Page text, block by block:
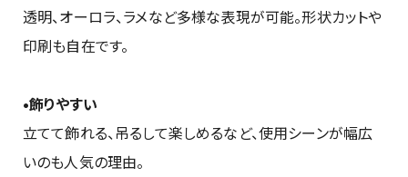
透明、オーロラ、ラメなど多様な表現が可能。形状カットや
印刷も自在です。
•飾りやすい
立てて飾れる、吊るして楽しめるなど、使用シーンが幅広
いのも人気の理由。